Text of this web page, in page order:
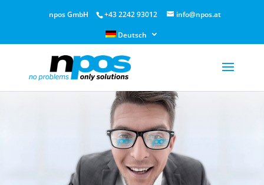
npos GmbH +43 2242 93012 info@npos.at
Deutsch